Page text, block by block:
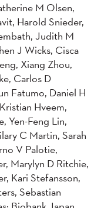
M Olsen,
Harold Snieder,
Judith M
J Wicks, Cisca
Xiang Zhou,
Carlos D
Fatumo, Daniel H
Hveem,
Yen-Feng Lin,
C Martin, Sarah
V Palotie,
Marylyn D Ritchie,
Kari Stefansson,
Sebastian